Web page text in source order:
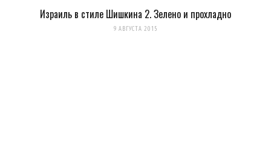
Израиль в стиле Шишкина 2. Зелено и прохладно
9 АВГУСТА 2015